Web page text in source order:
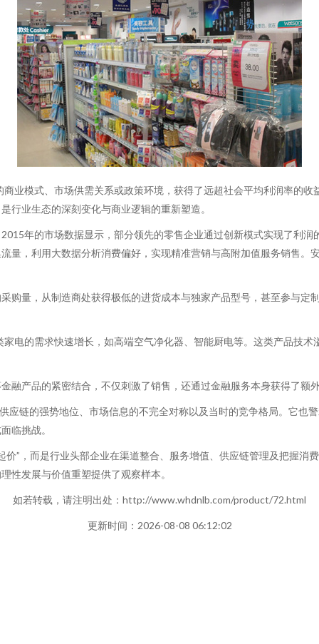
业模式、市场供需关系或政策环境，获得了远超社会平均利润率的
行业生态的深刻变化与商业逻辑的重新塑造。
年的市场数据显示，部分领先的零售企业通过创新模式实现了利
量，利用大数据分析消费偏好，实现精准营销与高附加值服务销售。
购量，从制造商处获得极低的进货成本与独家产品型号，甚至参与定
电的需求快速增长，如高端空气净化器、智能厨电等。这类产品技
融产品的紧密结合，不仅刺激了销售，还通过金融服务本身获得了额
应链的强势地位、市场信息的不完全对称以及当时的竞争格局。它也
临挑战。
”，而是行业头部企业在渠道整合、服务增值、供应链管理及把握
性发展与价值重塑提供了观察样本。
如若转载，请注明出处：http://www.whdnlb.com/product/72.html
更新时间：2026-08-08 06:12:02